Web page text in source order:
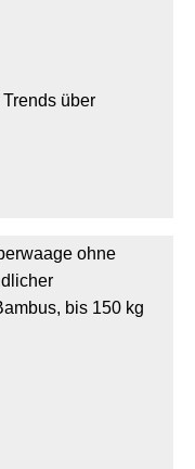
über
ohne
bis 150 kg